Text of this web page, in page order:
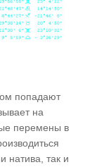
попадают
на
перемены в
натива, так и